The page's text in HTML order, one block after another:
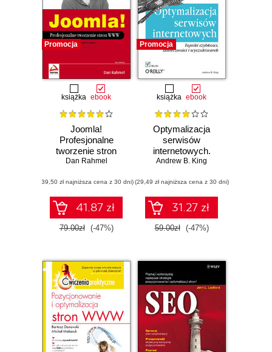
Promocja
książka ebook
Joomla!
Profesjonalne
tworzenie stron
WWW
Dan Rahmel
(39,50 zł najniższa cena z 30 dni)
41.87 zł
79.00zł (-47%)
Promocja
książka ebook
Optymalizacja
serwisów
internetowych.
Tajniki szybkości,
wyszukiwarek
Andrew B. King
(29,49 zł najniższa cena z 30 dni)
31.27 zł
59.00zł (-47%)